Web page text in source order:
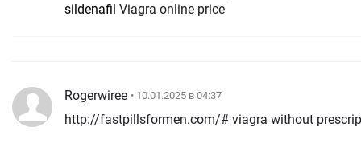
sildenafil Viagra online price
Rogerwiree • 10.01.2025 в 04:37
http://fastpillsformen.com/# viagra without